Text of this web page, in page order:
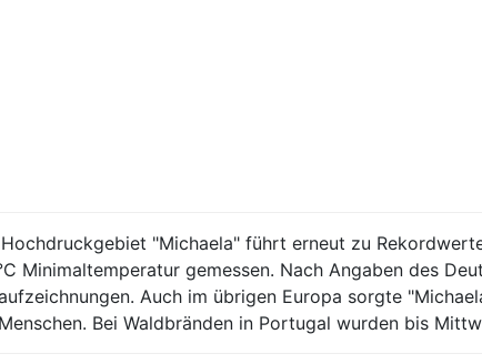
"Michaela" führt erneut zu
Minimaltemperatur gemessen. Nach Angaben des
Auch im übrigen Europa sorgte
Bei Waldbränden in Portugal wurden bis